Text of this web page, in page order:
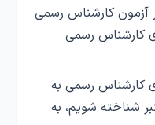
آزمون کارشناس رسمی
کارشناس رسمی
کارشناس رسمی به
شناخته شویم، به